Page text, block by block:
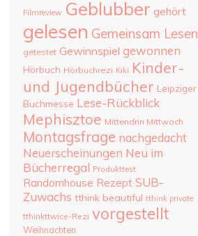
Filmreview Geblubber gehört
gelesen Gemeinsam Lesen
getestet Gewinnspiel gewonnen
Hörbuch Hörbuchrezi Kiki Kinder-
und Jugendbücher Leipziger
Buchmesse Lese-Rückblick
Mephisztoe Mittendrin Mittwoch
Montagsfrage nachgedacht
Neuerscheinungen Neu im
Bücherregal Produkttest
Randomhouse Rezept SUB-
Zuwachs tthink beautiful tthink private
tthinkttwice-Rezi vorgestellt
Weihnachten